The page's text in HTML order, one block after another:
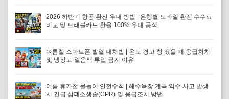
2026 하반기 항공 환전 우대 방법 | 은행별 모바일 환전 수수료
비교 및 트래블카드 환율 100% 우대 공식
여름철 스마트폰 발열 대처법 | 온도 경고 창 떴을 때 응급처치
및 냉장고·얼음팩 투입 금지 이유
여름 휴가철 물놀이 안전수칙 | 해수욕장 계곡 익수 사고 발생
시 긴급 심폐소생술(CPR) 및 응급조치 방법